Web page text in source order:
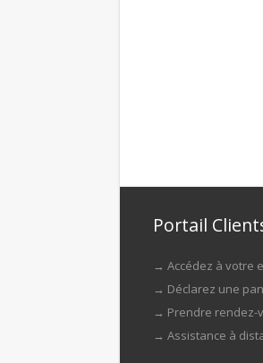
Portail
→Accédez à votre
→ Déclarez une
→ Prendre rendez-
→Assistance à